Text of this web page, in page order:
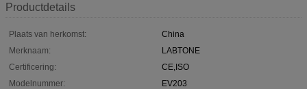
Productdetails
Plaats van herkomst:
China
Merknaam:
LABTONE
Certificering:
CE,ISO
Modelnummer:
EV203